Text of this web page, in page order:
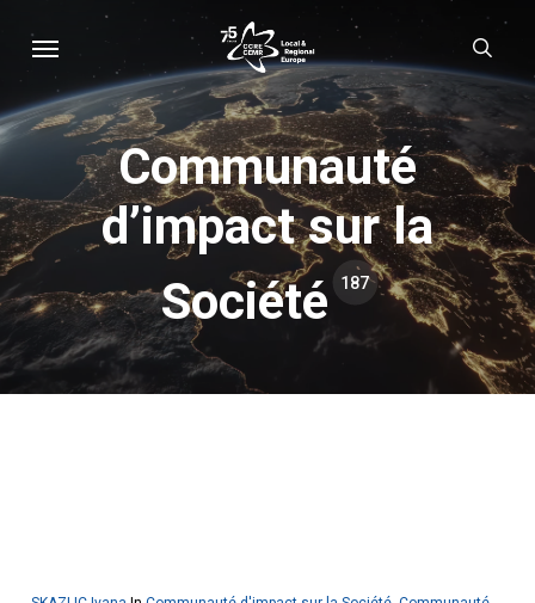
content
Menu
Communauté
d’impact sur la
Société
187